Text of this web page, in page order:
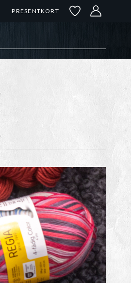
PRESENTKORT